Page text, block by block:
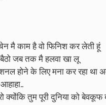
मै काम है वो फिनिश कर लेती हूं
जब तक मै हलवा खा लू
होने के लिए मना कर रहा था
क्योंकि तुम पूरी दुनिया को